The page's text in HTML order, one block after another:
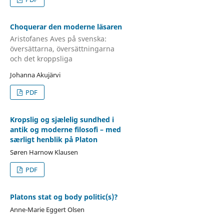
Choquerar den moderne läsaren
Aristofanes Aves på svenska:
översättarna, översättningarna
och det kroppsliga
Johanna Akujärvi
PDF
Kropslig og sjælelig sundhed i
antik og moderne filosofi – med
særligt henblik på Platon
Søren Harnow Klausen
PDF
Platons stat og body politic(s)?
Anne-Marie Eggert Olsen